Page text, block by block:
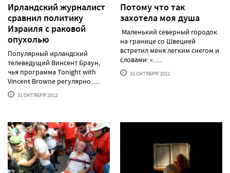
Ирландский журналист
сравнил политику
Израиля с раковой
опухолью
Популярный ирландский
телеведущий Винсент Браун,
чья программа Tonight with
Vincent Browne регулярно......
31 ОКТЯБРЯ'2012
Потому что так
захотела моя душа
Маленький северный городок
на границе со Швецией
встретил меня легким снегом и
словами: «......
31 ОКТЯБРЯ'2012